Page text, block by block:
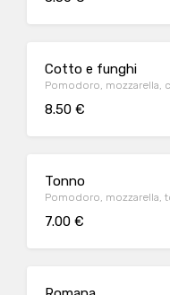
Cotto e funghi
Pomodoro, mozzarella,
8.50 €
Tonno
Pomodoro, mozzarella,
7.00 €